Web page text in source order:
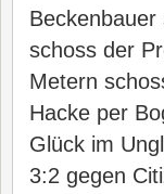
schoss der
Metern
Hacke per
Glück im
3:2 gegen